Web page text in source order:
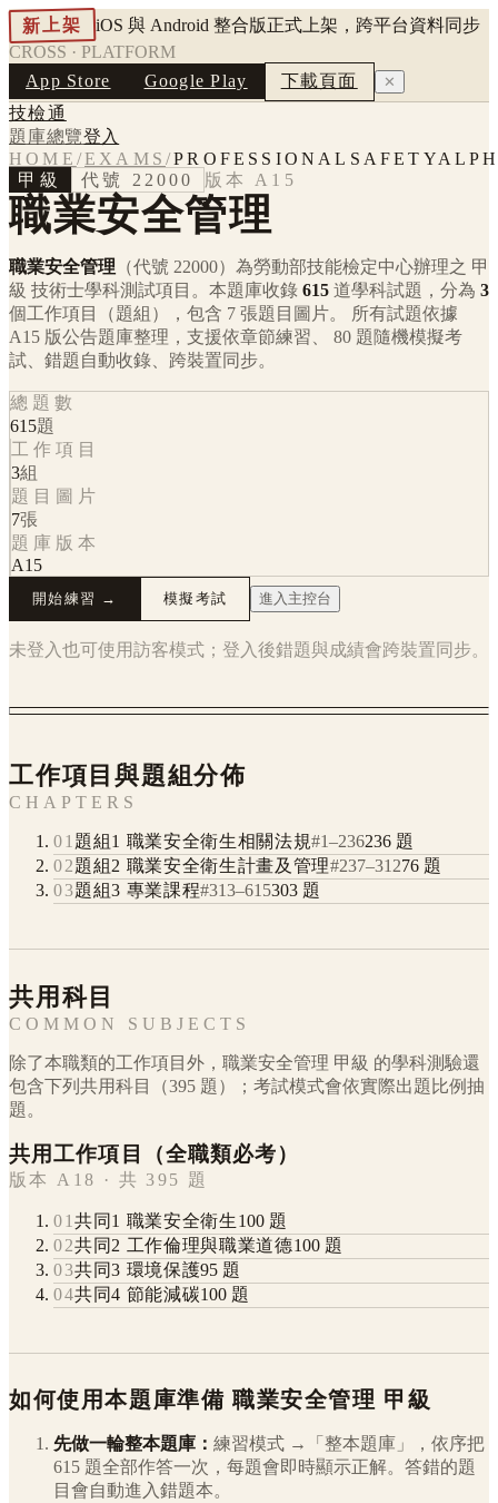
新上架
iOS 與 Android 整合版正式上架，跨平台資料同步
CROSS · PLATFORM
App Store
Google Play 下載頁面 ✕
技檢通
題庫總覽登入
HOME /EXAMS/
甲級
代號 22000 版本 A15
職業安全管理
職業安全管理 （代號 22000） 為勞動部技能檢定中心辦理之 甲
級 技術士學科測試項目。本題庫收錄 615 道學科試題，分為 3
個工作項目（題組），包含 7 張題目圖片。 所有試題依據
A15 版公告題庫整理，支援依章節練習、 80 題隨機模擬考
試、錯題自動收錄、跨裝置同步。
總題數
615題
工作項目
3組
題目圖片
7張
題庫版本
A15
開始練習 → 模擬考試 進入主控台
未登入也可使用訪客模式；登入後錯題與成績會跨裝置同步。
工作項目與題組分佈
CHAPTERS
01 題組1 職業安全衛生相關法規#1–236236 題
02題組2 職業安全衛生計畫及管理#237–31276題
03題組3 專業課程#313–615303 題
共用科目
COMMON SUBJECTS
除了本職類的工作項目外， 職業安全管理 甲級 的學科測驗還
包含下列共用科目（395 題）；考試模式會依實際出題比例抽
題。
共用工作項目（全職類必考）
版本 A18 · 共 395 題
01共同1 職業安全衛生100題
02共同2 工作倫理與職業道德100題
03共同3 環境保護95 題
04共同4 節能減碳100 題
如何使用本題庫準備職業安全管理 甲級
先做一輪整本題庫： 練習模式 →「整本題庫」，依序把
615 題全部作答一次，每題會即時顯示正解。答錯的題
目會自動進入錯題本。